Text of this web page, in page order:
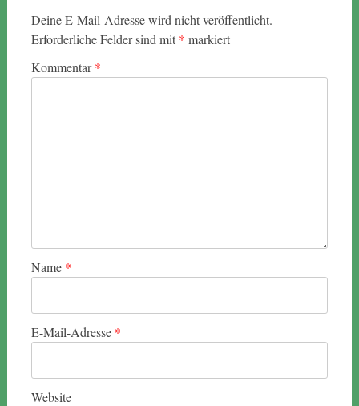
Deine E-Mail-Adresse wird nicht veröffentlicht.
Erforderliche Felder sind mit * markiert
Kommentar*
Name *
E-Mail-Adresse *
Website